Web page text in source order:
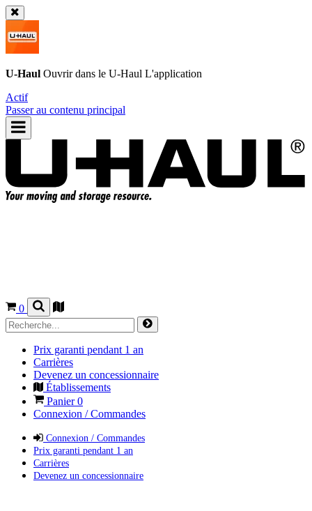
U-Haul Ouvrir dans le U-Haul L'application
Actif
Passer au contenu principal
0
Prix garanti pendant 1 an
Carrières
Devenez un concessionnaire
Établissements
Panier0
Connexion / Commandes
Connexion / Commandes
Prix garanti pendant 1 an
Carrières
Devenez un concessionnaire